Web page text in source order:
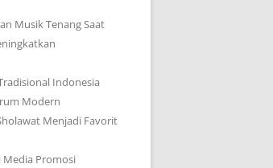
Musik Tenang Saat
Indonesia
Modern
Menjadi Favorit
Media Promosi